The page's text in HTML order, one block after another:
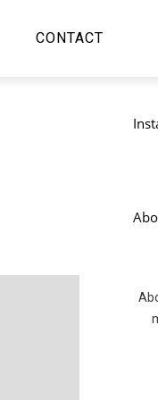
CONTACT